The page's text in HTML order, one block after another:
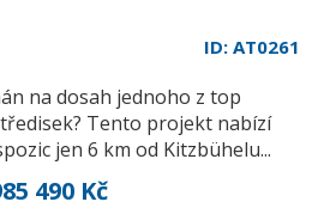
ID: AT0261
na dosah jednoho z top
Tento projekt nabízí
jen 6 km od Kitzbühelu...
490 Kč